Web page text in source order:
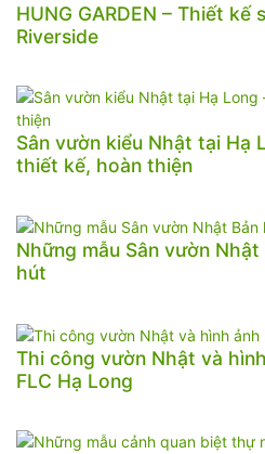
HUNG GARDEN – Thiết
Riverside
Sân vườn kiểu Nhật tại Hạ
thiết kế, hoàn thiện
Những mẫu Sân vườn
hút
Thi công vườn Nhật và
FLC Hạ Long